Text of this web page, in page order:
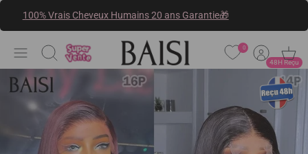
100% Vrais Cheveux Humains 20 ans Garantie🎁
Recherche 48H Reçu
0